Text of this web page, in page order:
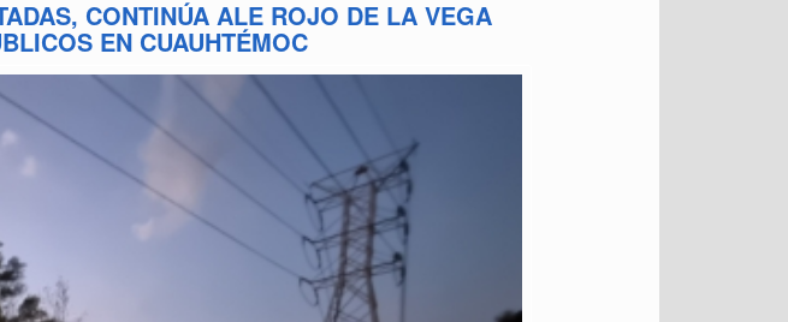
CONTINÚA ALE ROJO DE LA VEGA
EN CUAUHTÉMOC